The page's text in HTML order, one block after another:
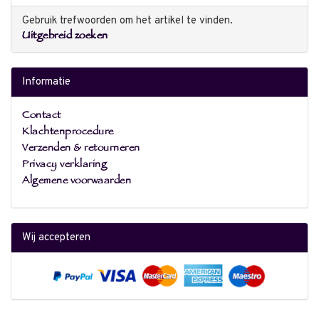
Gebruik trefwoorden om het artikel te vinden.
Uitgebreid zoeken
Informatie
Contact
Klachtenprocedure
Verzenden & retourneren
Privacy verklaring
Algemene voorwaarden
Wij accepteren